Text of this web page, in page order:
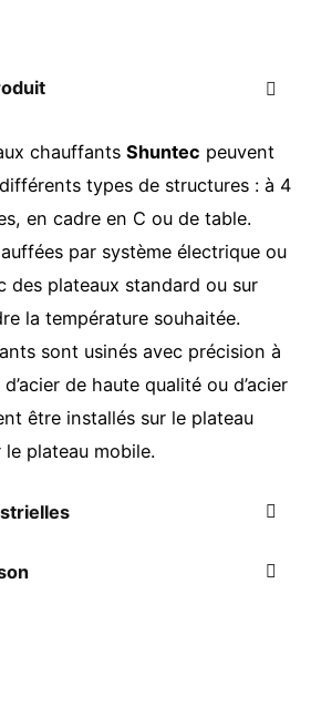
chauffants Shuntec peuvent
types de structures : à 4
en cadre en C ou de table.
par système électrique ou
des plateaux standard ou sur
la température souhaitée.
sont usinés avec précision à
de haute qualité ou d’acier
être installés sur le plateau
plateau mobile.